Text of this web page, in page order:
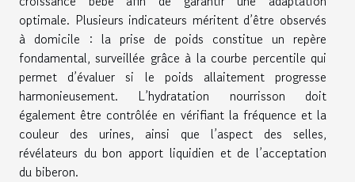
optimale. Plusieurs indicateurs méritent d’être observés
à domicile : la prise de poids constitue un repère
fondamental, surveillée grâce à la courbe percentile qui
permet d’évaluer si le poids allaitement progresse
harmonieusement. L’hydratation nourrisson doit
également être contrôlée en vérifiant la fréquence et la
couleur des urines, ainsi que l’aspect des selles,
révélateurs du bon apport liquidien et de l’acceptation
du biberon.